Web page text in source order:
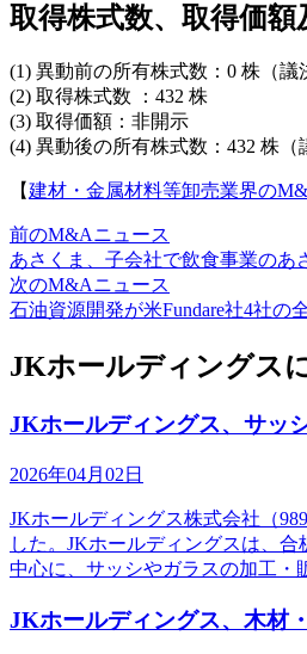
取得株式数、取得価
(1) 異動前の所有株式数：0 株（議
(2) 取得株式数 ：432 株
(3) 取得価額：非開示
(4) 異動後の所有株式数：432 株（
【建材・金属材料等卸売業界の
前のM&Aニュース
あさくま、子会社で飲食事業のあ
次のM&Aニュース
石油資源開発が米Fundare社4社の
JKホールディングス
JKホールディングス、サッ
2026年04月02日
JKホールディングス株式会社（
した。JKホールディングスは、
中心に、サッシやガラスの加工・
JKホールディングス、木材